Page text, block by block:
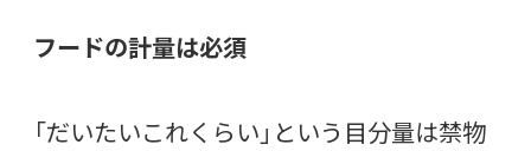
フードの計量は必須
「だいたいこれくらい」という目分量は禁物